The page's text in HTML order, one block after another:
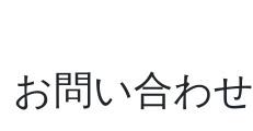
お問い合わせ